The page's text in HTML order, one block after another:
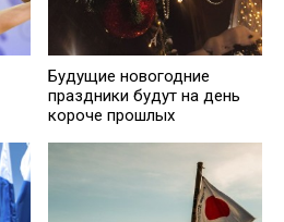
Будущие новогодние
праздники будут на день
короче прошлых